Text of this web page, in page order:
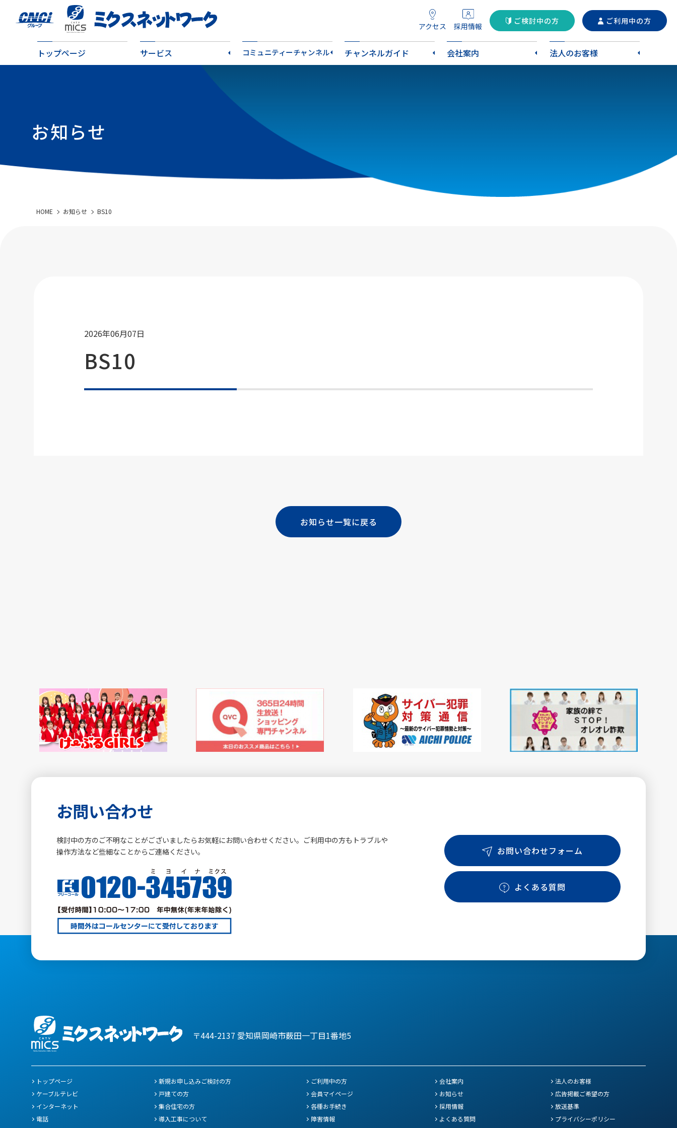
アクセス 採用情報
ご検討中の方 ご利用中の方
トップページ サービス コミュニティーチャンネル チャンネルガイド 会社案内 法人のお客様
お知らせ
HOME お知らせ BS10
2026年06月07日
BS10
お知らせ一覧に戻る
お問い合わせ
検討中の方のご不明なことがございましたらお気軽にお問い合わせください。ご利用中の方もトラブルや
操作方法など些細なことからご連絡ください。
お問い合わせフォーム
よくある質問
〒444-2137 愛知県岡崎市薮田一丁目1番地5
トップページ
ケーブルテレビ
インターネット
電話
新規お申し込みご検討の方
戸建ての方
集合住宅の方
導入工事について
ご利用中の方
会員マイページ
各種お手続き
障害情報
会社案内
お知らせ
採用情報
よくある質問
法人のお客様
広告掲載ご希望の方
放送基準
プライバシーポリシー